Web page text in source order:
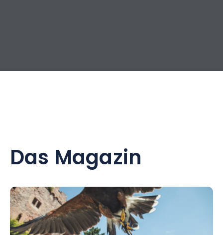
Das Magazin